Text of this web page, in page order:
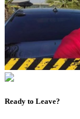
Ready to Leave?